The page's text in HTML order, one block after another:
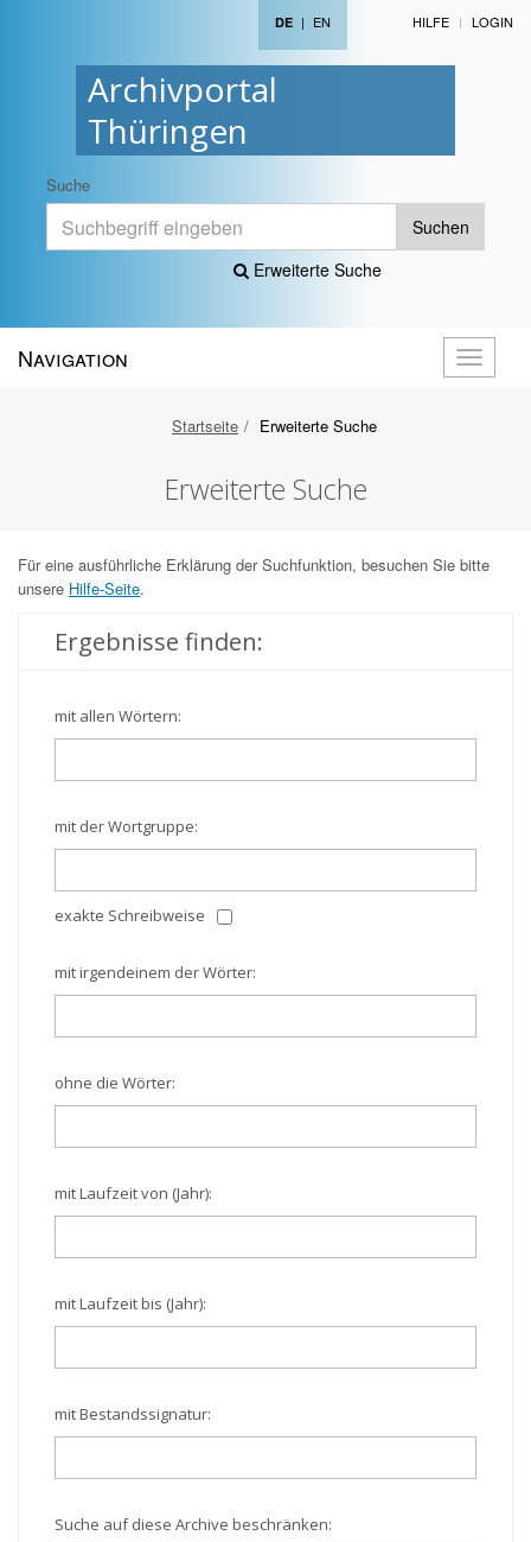
Archivportal
Thüringen
DE | EN HILFE LOGIN
Suche
Suchen
Erweiterte Suche
öffnen
Navigation
Startseite Erweiterte Suche
Erweiterte Suche
Für eine ausführliche Erklärung der Suchfunktion, besuchen Sie bitte
unsere Hilfe-Seite.
Ergebnisse finden:
mit allen Wörtern:
mit der Wortgruppe:
exakte Schreibweise
mit irgendeinem der Wörter:
ohne die Wörter:
mit Laufzeit von (Jahr):
mit Laufzeit bis (Jahr):
mit Bestandssignatur:
Suche auf diese Archive beschränken: